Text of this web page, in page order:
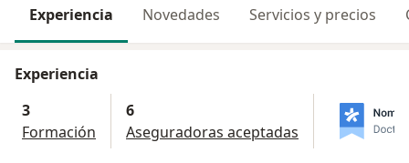
Experiencia Novedades Servicios y precios
Experiencia
3
Formación
6
Aseguradoras aceptadas